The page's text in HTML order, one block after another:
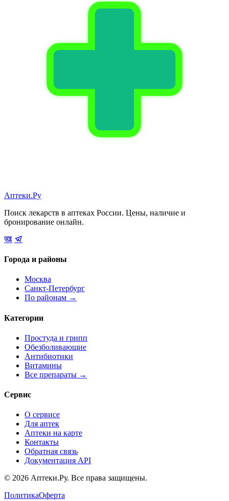
Аптеки.Ру
Поиск лекарств в аптеках России. Цены, наличие и
бронирование онлайн.
Города и районы
Москва
Санкт-Петербург
По районам →
Категории
Простуда и грипп
Обезболивающие
Антибиотики
Витамины
Все препараты →
Сервис
О сервисе
Для аптек
Аптеки на карте
Контакты
Обратная связь
Документация API
© 2026 Аптеки.Ру. Все права защищены.
ПолитикаОферта